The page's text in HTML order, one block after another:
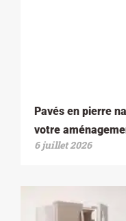
Pavés en pierre
votre
6 juillet 2026